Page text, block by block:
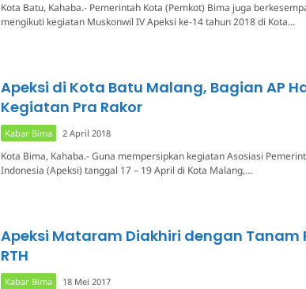
Kota Batu, Kahaba.- Pemerintah Kota (Pemkot) Bima juga
mengikuti kegiatan Muskonwil IV Apeksi ke-14 tahun 2018 di Kota…
Apeksi di Kota Batu Malang, Bagian AP
Kegiatan Pra Rakor
Kabar Bima 2 April 2018
Kota Bima, Kahaba.- Guna mempersipkan kegiatan Asosiasi
Indonesia (Apeksi) tanggal 17 – 19 April di Kota Malang,…
Apeksi Mataram Diakhiri dengan Tanam
RTH
Kabar Bima 18 Mei 2017